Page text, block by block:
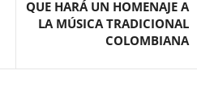
QUE HARÁ UN HOMENAJE A
LA MÚSICA TRADICIONAL
COLOMBIANA